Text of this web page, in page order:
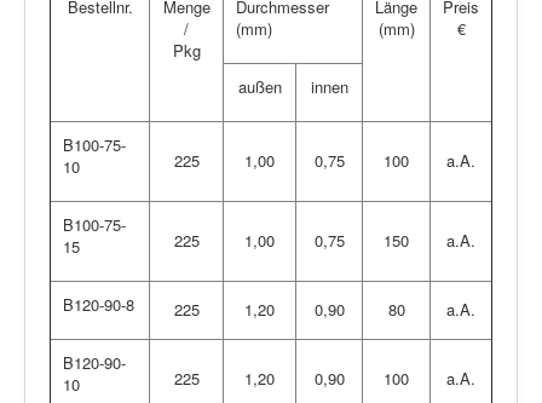
Bestellnr.
Menge
/
Pkg
Durchmesser
(mm)
Länge
(mm)
Preis
€
außen innen
B100-75-
10
225 1,00 0,75 100 a.A.
B100-75-
15
225 1,00 0,75 150 a.A.
B120-90-8 225 1,20 0,90 80 a.A.
B120-90-
10
225 1,20 0,90 100 a.A.